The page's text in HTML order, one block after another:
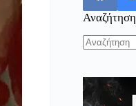
Αναζήτηση